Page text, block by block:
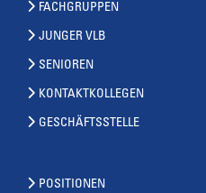
FACHGRUPPEN
JUNGER VLB
SENIOREN
KONTAKTKOLLEGEN
GESCHÄFTSSTELLE
POSITIONEN